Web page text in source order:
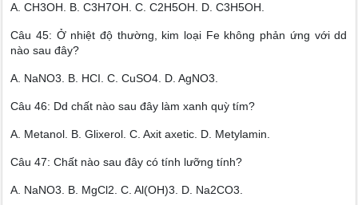
A. CH3OH. B. C3H7OH. C. C2H5OH. D. C3H5OH.
Câu 45: Ở nhiệt độ thường, kim loại Fe không phản ứng với dd
nào sau đây?
A. NaNO3. B. HCI. C. CuSO4. D. AgNO3.
Câu 46: Dd chất nào sau đây làm xanh quỳ tím?
A. Metanol. B. Glixerol. C. Axit axetic. D. Metylamin.
Câu 47: Chất nào sau đây có tính lưỡng tính?
A. NaNO3. B. MgCl2. C. Al(OH)3. D. Na2CO3.